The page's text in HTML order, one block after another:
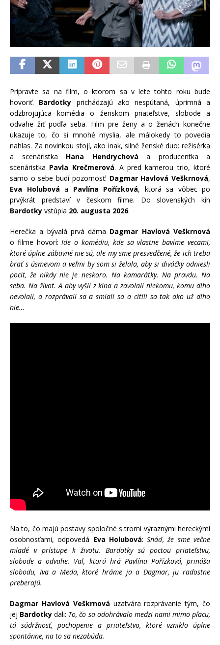
Pripravte sa na film, o ktorom sa v lete tohto roku bude
hovoriť. Bardotky prichádzajú ako nespútaná, úprimná a
odzbrojujúca komédia o ženskom priateľstve, slobode a
odvahe žiť podľa seba. Film pre ženy a o ženách konečne
ukazuje to, čo si mnohé myslia, ale málokedy to povedia
nahlas. Za novinkou stojí, ako inak, silné ženské duo: režisérka
a scenáristka Hana Hendrychová a producentka a
scenáristka Pavla Krečmerová. A pred kamerou trio, ktoré
samo o sebe budí pozornosť: Dagmar Havlová Veškrnová,
Eva Holubová a Pavlína Pořízková, ktorá sa vôbec po
prvýkrát predstaví v českom filme. Do slovenských kín
Bardotky vstúpia 20. augusta 2026.
Herečka a bývalá prvá dáma Dagmar Havlová Veškrnová
o filme hovorí: Ide o komédiu, kde sa vlastne bavíme vecami,
ktoré úplne zábavné nie sú, ale my sme presvedčené, že ich treba
brať s úsmevom a veľmi by som si želala, aby si diváčky odniesli
pocit, že nikdy nie je neskoro. Na kamarátky. Na pravdu. Na
seba. Na život. A aby vyšli z kina a zavolali niekomu, komu dlho
nevolali, a rozprávali sa a smiali sa a cítili sa tak ako už dlho
nie…
Na to, čo majú postavy spoločné s tromi výraznými hereckými
osobnosťami, odpovedá Eva Holubová:Snáď, že sme večne
mladé v prístupe k životu. Bardotky sú poctou priateľstvu,
slobode a odvahe. Val, ktorú hrá Pavlína Pořízková, prináša
slobodu, Iva a Meda, ktoré hráme ja a Dagmar, ju radostne
preberajú.
Dagmar Havlová Veškrnová uzatvára rozprávanie tým, čo
jej Bardotky dali: To, čo sa odohrávalo medzi nami mimo pľacu,
tá súdržnosť, pochopenie a priateľstvo, ktoré vzniklo úplne
spontánne, na to sa nezabúda.